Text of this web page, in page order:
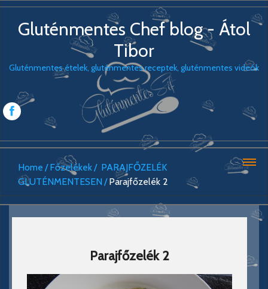
Gluténmentes Chef blog - Átol
Tibor
Gluténmentes ételek, gluténmentes receptek, gluténmentes videók
Home Főzelékek
PARAJFŐZELÉK
GLUTÉNMENTESEN
Parajfőzelék 2
Parajfőzelék 2